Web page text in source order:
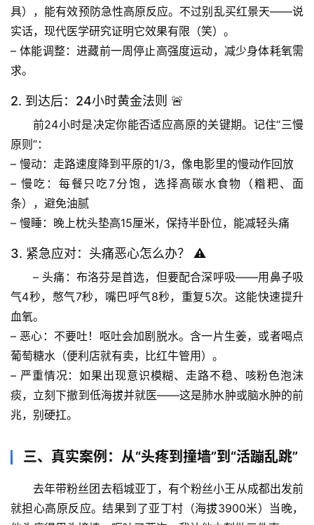
首
页
专
题
表
自
然
万
物
人
体
奥
档
具），能有效预防急性高原反应。不过别乱买红景天——说
实话，现代医学研究证明它效果有限（笑）。
– 体能调整：进藏前一周停止高强度运动，减少身体耗氧需
求。
2. 到达后：24小时黄金法则 🚨
前24小时是决定你能否适应高原的关键期。记住“三慢
原则”：
– 慢动：走路速度降到平原的1/3，像电影里的慢动作回放
– 慢吃 ：每餐只吃7分饱，选择高碳水食物（糌粑、面
条），避免油腻
– 慢睡：晚上枕头垫高15厘米，保持半卧位，能减轻头痛
3. 紧急应对：头痛恶心怎么办？ ⚠️
– 头痛 ：布洛芬是首选，但要配合深呼吸——用鼻子吸
气4秒，憋气7秒，嘴巴呼气8秒，重复5次。这能快速提升
血氧。
– 恶心 ：不要吐！呕吐会加剧脱水。含一片生姜，或者喝点
葡萄糖水 （便利店就有卖，比红牛管用）。
– 严重情况：如果出现意识模糊、走路不稳、咳粉色泡沫
痰，立刻下撤到低海拔并就医——这是肺水肿或脑水肿的前
兆，别硬扛。
三、真实案例：从“头疼到撞墙”到“活蹦乱跳”
去年带粉丝团去稻城亚丁，有个粉丝小王从成都出发前
就担心高原反应。结果到了亚丁村（海拔3900米）当晚，